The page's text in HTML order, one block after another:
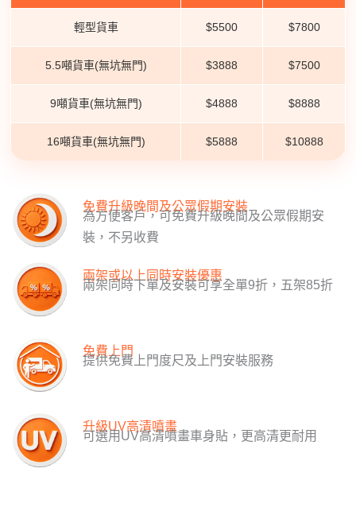
輕型貨車 $5500 $7800
5.5噸貨車(無坑無門) $3888 $7500
9噸貨車(無坑無門) $4888 $8888
16噸貨車(無坑無門) $5888 $10888
免費升級晚間及公眾假期安裝
為方便客戶，可免費升級晚間及公眾假期安
裝，不另收費
兩架或以上同時安裝優惠
兩架同時下單及安裝可享全單9折，五架85折
免費上門
提供免費上門度尺及上門安裝服務
升級UV高清噴畫
可選用UV高清噴畫車身貼，更高清更耐用